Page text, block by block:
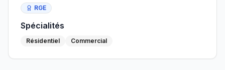
RGE
Spécialités
Résidentiel Commercial